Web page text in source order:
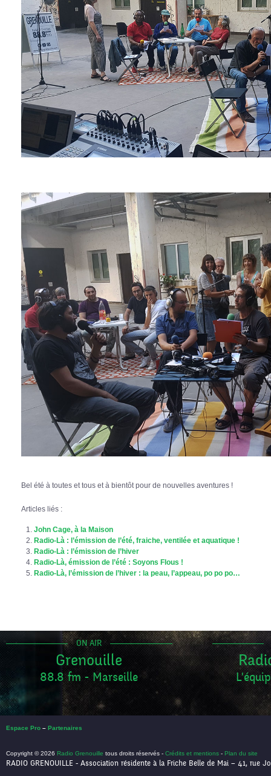
Bel été à toutes et tous et à bientôt pour de nouvelles aventures !
Articles liés :
John Cage, à la Maison
Radio-Là : l’émission de l’été, fraiche, ventilée et aquatique !
Radio-Là : l’émission de l’hiver
Radio-Là, émission de l’été : Soyons Flous !
Radio-Là, l’émission de l’hiver : la peau, l’appeau, po po po…
ON AIR
Grenouille
88.8 fm - Marseille
Espace Pro – Partenaires
Copyright © 2026 Radio Grenouille tous droits réservés - Crédits et mentions - Plan du site
RADIO GRENOUILLE - Association résidente à la Friche Belle de Mai – 41, rue